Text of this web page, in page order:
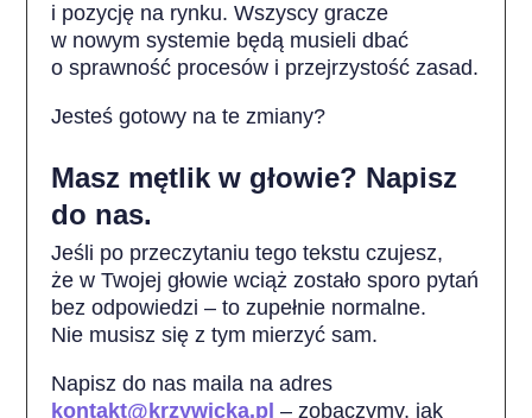
i pozycję na rynku. Wszyscy gracze
w nowym systemie będą musieli dbać
o sprawność procesów i przejrzystość zasad.
Jesteś gotowy na te zmiany?
Masz mętlik w głowie? Napisz
do nas.
Jeśli po przeczytaniu tego tekstu czujesz,
że w Twojej głowie wciąż zostało sporo pytań
bez odpowiedzi – to zupełnie normalne.
Nie musisz się z tym mierzyć sam.
Napisz do nas maila na adres
kontakt@krzywicka.pl – zobaczymy, jak